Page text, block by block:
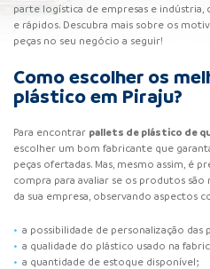
parte logística de empresas e indústria,
e rápidos. Descubra mais sobre os
peças no seu negócio a seguir!
Como escolher os
plástico em Piraju?
Para encontrar pallets de plástico de
escolher um bom fabricante que
peças ofertadas. Mas, mesmo assim, é
compra para avaliar se os produtos
da sua empresa, observando aspectos
a possibilidade de personalização das
a qualidade do plástico usado na
a quantidade de estoque disponível;